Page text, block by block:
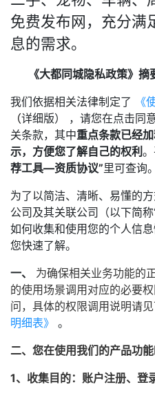
免费发布网，充分满
息的需求。
《大都同城隐私政策》
我们依据相关法律制定了
《
（详细版） ，请您在点击同
关条款，其中重点条款已经
示，方便您了解自己的权利
荐工具—资质协议”里可查询。
为了以简洁、清晰、易懂的
公司及其关联公司（以下简
如何收集和使用您的个人信
您快速了解。
一、
为确保相关业务功能的
的使用场景调用对应的必要
问，具体的权限调用说明请见
明细表》
。
二、您在使用我们的产品功
1、收集目的：账户注册、登